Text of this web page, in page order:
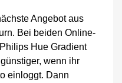
Angebot aus
Bei beiden Online-
Hue Gradient
wenn ihr
einloggt. Dann